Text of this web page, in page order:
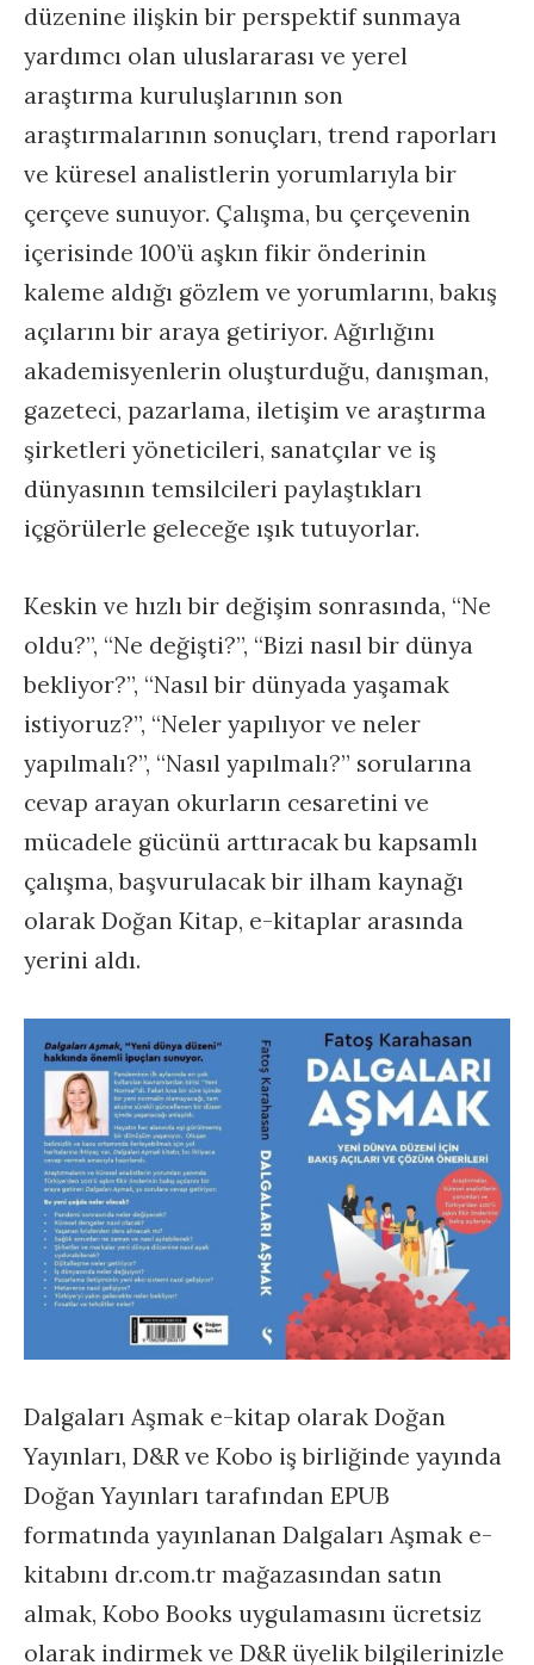
düzenine ilişkin bir perspektif sunmaya
yardımcı olan uluslararası ve yerel
araştırma kuruluşlarının son
araştırmalarının sonuçları, trend raporları
ve küresel analistlerin yorumlarıyla bir
çerçeve sunuyor. Çalışma, bu çerçevenin
içerisinde 100’ü aşkın fikir önderinin
kaleme aldığı gözlem ve yorumlarını, bakış
açılarını bir araya getiriyor. Ağırlığını
akademisyenlerin oluşturduğu, danışman,
gazeteci, pazarlama, iletişim ve araştırma
şirketleri yöneticileri, sanatçılar ve iş
dünyasının temsilcileri paylaştıkları
içgörülerle geleceğe ışık tutuyorlar.
Keskin ve hızlı bir değişim sonrasında, “Ne
oldu?”, “Ne değişti?”, “Bizi nasıl bir dünya
bekliyor?”, “Nasıl bir dünyada yaşamak
istiyoruz?”, “Neler yapılıyor ve neler
yapılmalı?”, “Nasıl yapılmalı?” sorularına
cevap arayan okurların cesaretini ve
mücadele gücünü arttıracak bu kapsamlı
çalışma, başvurulacak bir ilham kaynağı
olarak Doğan Kitap, e-kitaplar arasında
yerini aldı.
Dalgaları Aşmak e-kitap olarak Doğan
Yayınları, D&R ve Kobo iş birliğinde yayında
Doğan Yayınları tarafından EPUB
formatında yayınlanan Dalgaları Aşmak e-
kitabını dr.com.tr mağazasından satın
almak, Kobo Books uygulamasını ücretsiz
olarak indirmek ve D&R üyelik bilgilerinizle